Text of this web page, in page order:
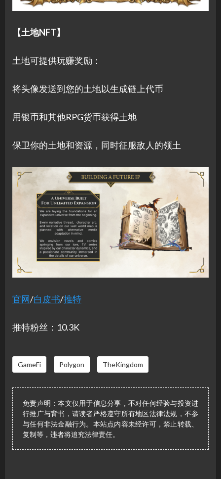
【土地NFT】
土地可提供玩赚奖励：
将头像发送到您的土地以生成链上代币
用银币和其他RPG货币获得土地
保卫你的土地和资源，同时征服敌人的领土
官网/白皮书/推特
推特粉丝：10.3K
GameFi Polygon TheKingdom
免责声明：本文仅用于信息分享，不对任何经验与投资进
行推广与背书，请读者严格遵守所有地区法律法规，不参
与任何非法金融行为。本站点内容未经许可，禁止转载、
复制等，违者将追究法律责任。